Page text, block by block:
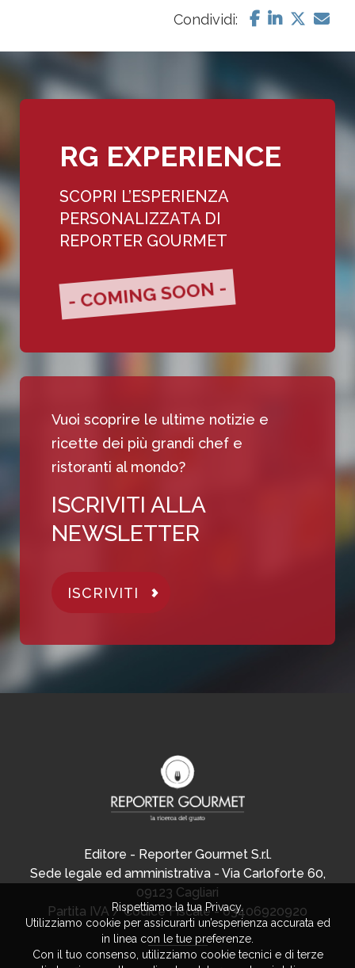
Condividi:
RG EXPERIENCE
SCOPRI L’ESPERIENZA
PERSONALIZZATA DI
REPORTER GOURMET
- COMING SOON -
Vuoi scoprire le ultime notizie e
ricette dei più grandi chef e
ristoranti al mondo?
ISCRIVITI ALLA
NEWSLETTER
ISCRIVITI
Editore - Reporter Gourmet S.r.l.
Sede legale ed amministrativa - Via Carloforte 60,
09123 Cagliari
Partita IVA / Codice Fiscale - 03406920920
Rispettiamo la tua Privacy.
Utilizziamo cookie per assicurarti un’esperienza accurata ed
in linea con le tue preferenze.
Con il tuo consenso, utilizziamo cookie tecnici e di terze